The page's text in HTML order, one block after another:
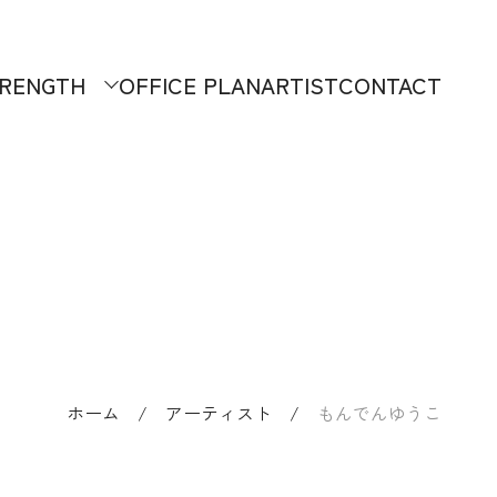
OFFICE PLANARTISTCONTACT
ホーム / アーティスト / もんでんゆうこ